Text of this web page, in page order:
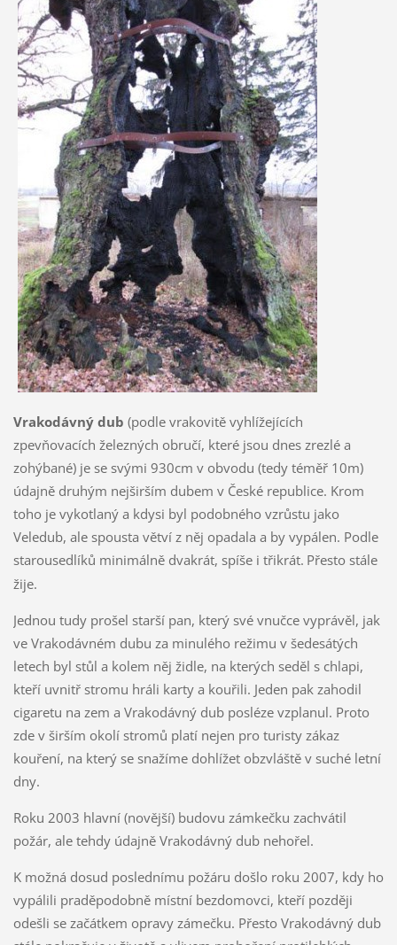
Vrakodávný dub (podle vrakovitě vyhlížejících
zpevňovacích železných obručí, které jsou dnes zrezlé a
zohýbané) je se svými 930cm v obvodu (tedy téměř 10m)
údajně druhým nejširším dubem v České republice. Krom
toho je vykotlaný a kdysi byl podobného vzrůstu jako
Veledub, ale spousta větví z něj opadala a by vypálen. Podle
starousedlíků minimálně dvakrát, spíše i třikrát. Přesto stále
žije.
Jednou tudy prošel starší pan, který své vnučce vyprávěl, jak
ve Vrakodávném dubu za minulého režimu v šedesátých
letech byl stůl a kolem něj židle, na kterých seděl s chlapi,
kteří uvnitř stromu hráli karty a kouřili. Jeden pak zahodil
cigaretu na zem a Vrakodávný dub posléze vzplanul. Proto
zde v širším okolí stromů platí nejen pro turisty zákaz
kouření, na který se snažíme dohlížet obzvláště v suché letní
dny.
Roku 2003 hlavní (novější) budovu zámkečku zachvátil
požár, ale tehdy údajně Vrakodávný dub nehořel.
K možná dosud poslednímu požáru došlo roku 2007, kdy ho
vypálili praděpodobně místní bezdomovci, kteří později
odešli se začátkem opravy zámečku. Přesto Vrakodávný dub